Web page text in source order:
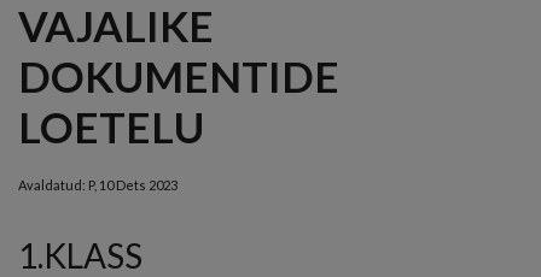
VAJALIKE
DOKUMENTIDE
LOETELU
Avaldatud: P, 10 Dets 2023
1.KLASS